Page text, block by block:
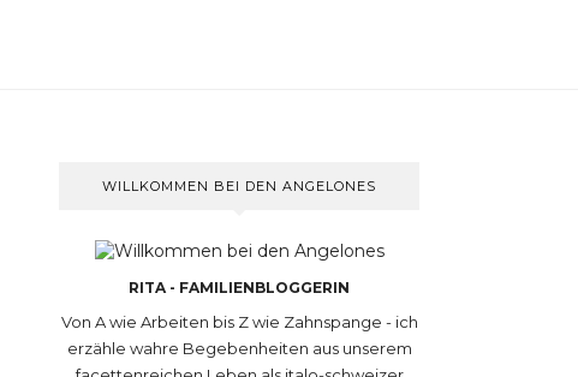
WILLKOMMEN BEI DEN ANGELONES
RITA - FAMILIENBLOGGERIN
Von A wie Arbeiten bis Z wie Zahnspange - ich
erzähle wahre Begebenheiten aus unserem